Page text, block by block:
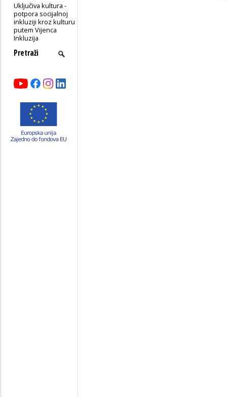
Uključiva kultura -
potpora socijalnoj
inkluziji kroz kulturu
putem Vijenca
Inkluzija